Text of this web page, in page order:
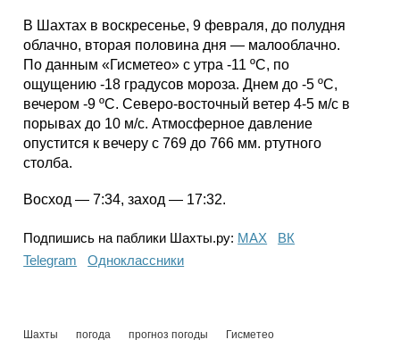
Карты
Фотогалерея
В Шахтах в воскресенье, 9 февраля, до полудня
облачно, вторая половина дня — малооблачно.
По данным «Гисметео» с утра -11 ºС, по
ощущению -18 градусов мороза. Днем до -5 ºС,
вечером -9 ºС. Северо-восточный ветер 4-5 м/с в
порывах до 10 м/с. Атмосферное давление
опустится к вечеру с 769 до 766 мм. ртутного
столба.
Восход — 7:34, заход — 17:32.
Подпишись на паблики Шахты.ру: МАХ
ВК
Telegram
Одноклассники
Шахты погода прогноз погоды
Гисметео